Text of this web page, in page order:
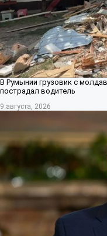
В Румынии грузовик с
пострадал водитель
9 августа, 2026